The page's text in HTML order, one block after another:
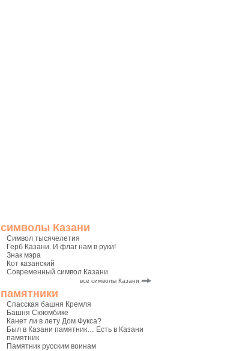
символы Казани
Символ тысячелетия
Герб Казани. И флаг нам в руки!
Знак мэра
Кот казанский
Современный символ Казани
все символы Казани
памятники
Спасская башня Кремля
Башня Сююмбике
Канет ли в лету Дом Фукса?
Был в Казани памятник… Есть в Казани
памятник
Памятник русским воинам